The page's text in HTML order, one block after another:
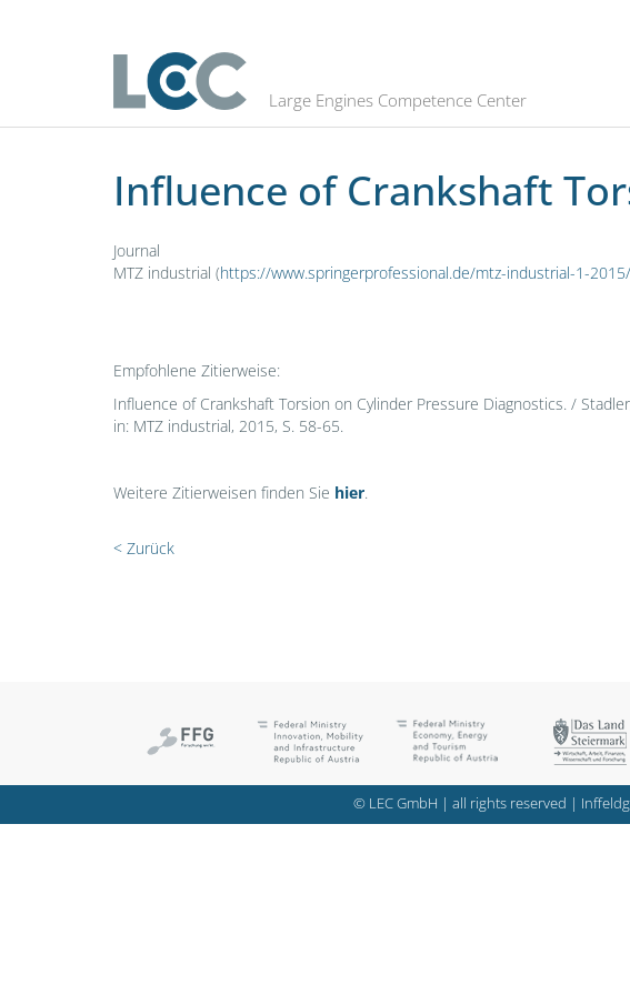
Large Engines Competence Center
Influence of Crankshaft Torsion on Cylinder
Influence of Crankshaft
Journal
MTZ industrial (https://www.springerprofessional.de/mtz-industrial-1-
Empfohlene Zitierweise:
Influence of Crankshaft Torsion on Cylinder Pressure Diagnostics. /
in: MTZ industrial, 2015, S. 58-65.
Weitere Zitierweisen finden Sie hier.
< Zurück
© LEC GmbH | all rights reserved |